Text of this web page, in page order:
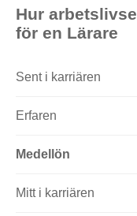
Hur
för en Lärare
Sent i karriären
Erfaren
Medellön
Mitt i karriären